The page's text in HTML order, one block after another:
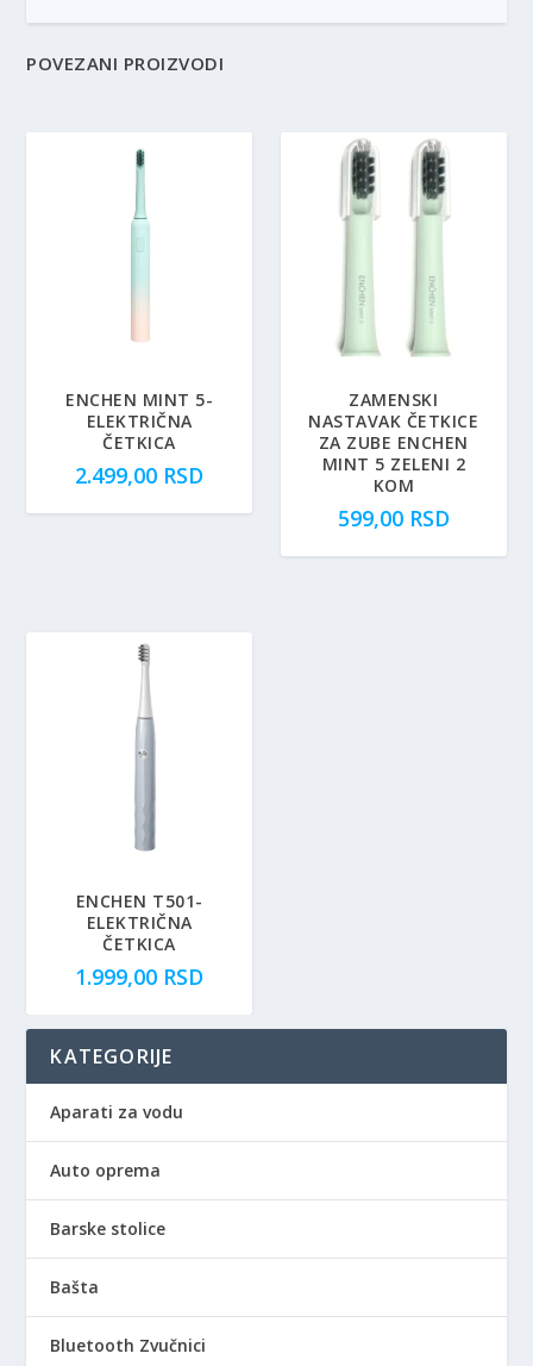
POVEZANI PROIZVODI
ENCHEN MINT 5-
ELEKTRIČNA
ČETKICA
2.499,00 RSD
ZAMENSKI
NASTAVAK ČETKICE
ZA ZUBE ENCHEN
MINT 5 ZELENI 2
KOM
599,00 RSD
ENCHEN T501-
ELEKTRIČNA
ČETKICA
1.999,00 RSD
KATEGORIJE
Aparati za vodu
Auto oprema
Barske stolice
Bašta
Bluetooth Zvučnici